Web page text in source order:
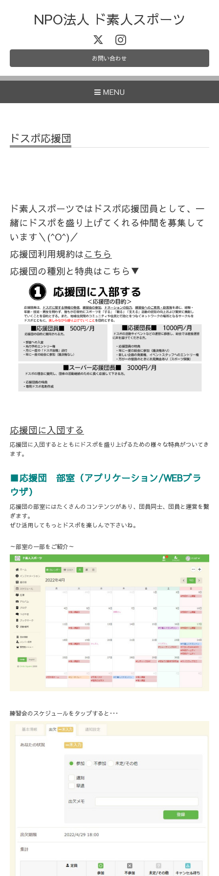
NPO法人 ド素人スポーツ
お問い合わせ
MENU
ドスポ応援団
ド素人スポーツではドスポ応援団員として、一
緒にドスポを盛り上げてくれる仲間を募集して
います＼(^O^)／
応援団利用規約はこちら
応援団の種別と特典はこちら▼
応援団に入団する
応援団に入団するとともにドスポを盛り上げるための様々な特典がついてき
ます。
■応援団 部室（アプリケーション/WEBブラ
ウザ）
応援団の部室にはたくさんのコンテンツがあり、団員同士、団員と運営を繋
ぎます。
ぜひ活用してもっとドスポを楽しんで下さいね。
～部室の一部をご紹介～
練習会のスケジュールをタップすると･･･